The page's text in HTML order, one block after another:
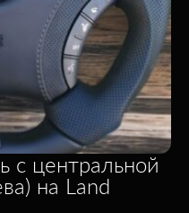
с центральной
на Land